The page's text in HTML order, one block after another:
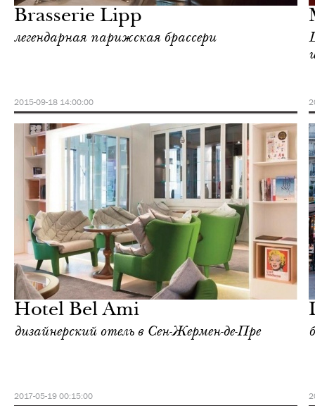
Brasserie Lipp
легендарная парижская брассери
2015-09-18 14:00:00
Hotel Bel Ami
дизайнерский отель в Сен-Жермен-де-Пре
2017-05-19 00:15:00